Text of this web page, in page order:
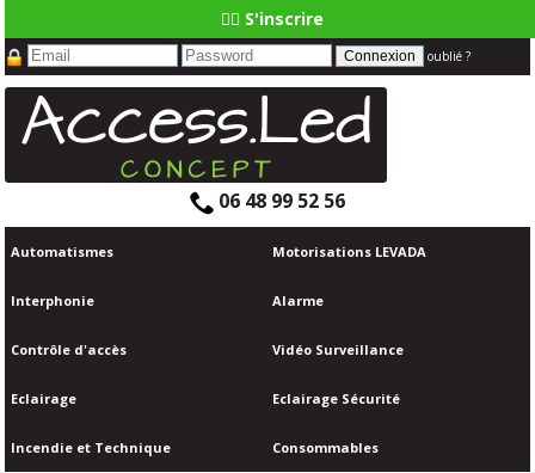
👆🏼 S'inscrire
oublié ?
06 48 99 52 56
Automatismes Motorisations LEVADA
Interphonie Alarme
Contrôle d'accès Vidéo Surveillance
Eclairage Eclairage Sécurité
Incendie et Technique Consommables